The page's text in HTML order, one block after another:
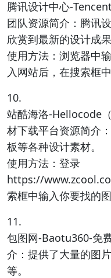
腾讯设计中心-
团队资源简介：腾讯
欣赏到最新的设计成果
使用方法：浏览器中
入网站后，在搜索框
10.
站酷海洛-Hellocode
材下载平台资源简介
板等各种设计素材。
使用方法：登录
https://
索框中输入你要找的
11.
包图网-Baotu360-免
介：提供了大量的图
等。